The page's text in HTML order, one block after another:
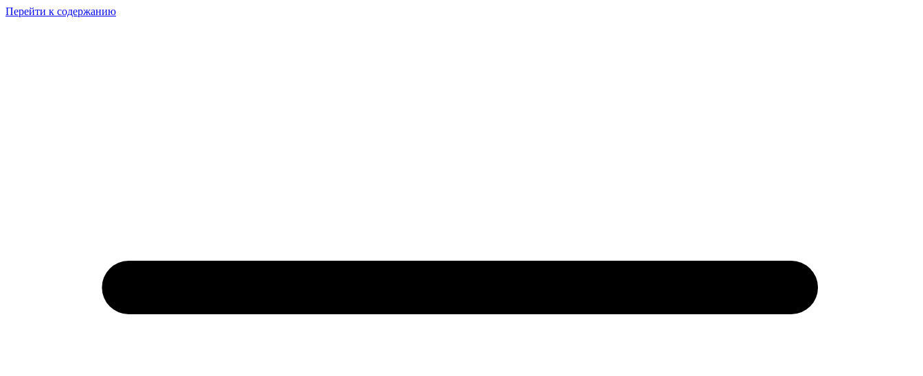
Перейти к содержанию